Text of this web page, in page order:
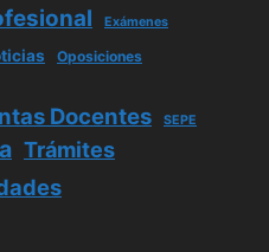
Exámenes
Oposiciones
Docentes SEPE
Trámites